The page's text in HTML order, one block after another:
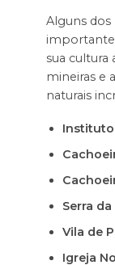
Alguns
sua cultura
mineiras e
naturais
Serra
Vila de
Igreja